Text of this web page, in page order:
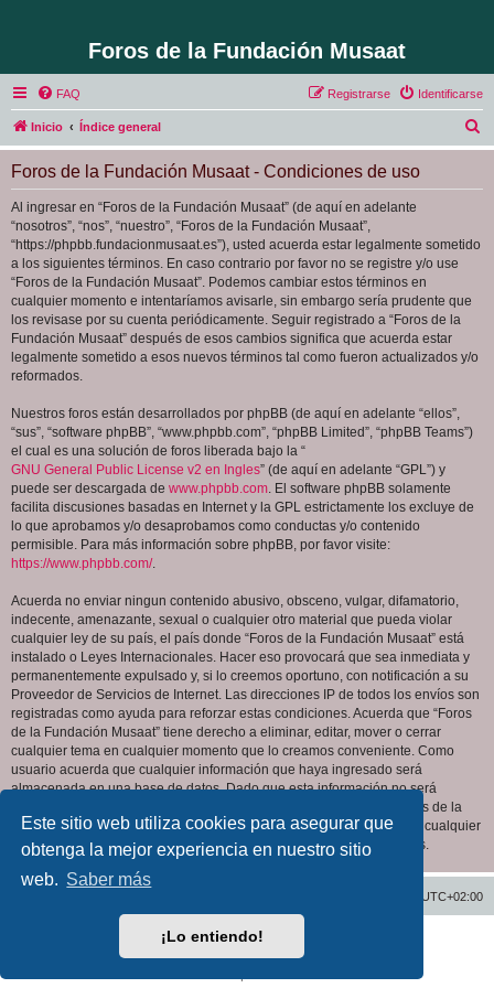
Este sitio web utiliza cookies para asegurar que
obtenga la mejor experiencia en nuestro sitio
web. Saber más
¡Lo entiendo!
Foros de la Fundación Musaat
FAQ Identificarse
Registrarse
Inicio Índice general
u
Foros de la Fundación Musaat - Condiciones de uso
Al ingresar en “Foros de la Fundación Musaat” (de aquí en adelante
“nosotros”, “nos”, “nuestro”, “Foros de la Fundación Musaat”,
“https://phpbb.fundacionmusaat.es”), usted acuerda estar legalmente sometido
a los siguientes términos. En caso contrario por favor no se registre y/o use
“Foros de la Fundación Musaat”. Podemos cambiar estos términos en
cualquier momento e intentaríamos avisarle, sin embargo sería prudente que
los revisase por su cuenta periódicamente. Seguir registrado a “Foros de la
Fundación Musaat” después de esos cambios significa que acuerda estar
legalmente sometido a esos nuevos términos tal como fueron actualizados y/o
reformados.
Nuestros foros están desarrollados por phpBB (de aquí en adelante “ellos”,
“sus”, “software phpBB”, “www.phpbb.com”, “phpBB Limited”, “phpBB Teams”)
el cual es una solución de foros liberada bajo la “
GNU General Public License v2 en Ingles” (de aquí en adelante “GPL”) y
puede ser descargada de www.phpbb.com. El software phpBB solamente
facilita discusiones basadas en Internet y la GPL estrictamente los excluye de
lo que aprobamos y/o desaprobamos como conductas y/o contenido
permisible. Para más información sobre phpBB, por favor visite:
https://www.phpbb.com/.
Acuerda no enviar ningun contenido abusivo, obsceno, vulgar, difamatorio,
indecente, amenazante, sexual o cualquier otro material que pueda violar
cualquier ley de su país, el país donde “Foros de la Fundación Musaat” está
instalado o Leyes Internacionales. Hacer eso provocará que sea inmediata y
permanentemente expulsado y, si lo creemos oportuno, con notificación a su
Proveedor de Servicios de Internet. Las direcciones IP de todos los envíos son
registradas como ayuda para reforzar estas condiciones. Acuerda que “Foros
de la Fundación Musaat” tiene derecho a eliminar, editar, mover o cerrar
cualquier tema en cualquier momento que lo creamos conveniente. Como
usuario acuerda que cualquier información que haya ingresado será
almacenada en una base de datos. Dado que esta información no será
compartida con ninguna tercera parte sin su consentimiento, ni “Foros de la
Fundación Musaat” ni phpBB podrán considerarse responsables por cualquier
intento de hacking que conlleve a que los datos sean comprometidos.
UTC+02:00
Desarrollado porphpBB® Forum Software © phpBB Limited
phpBB España